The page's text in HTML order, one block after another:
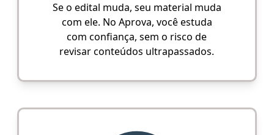
Se o edital muda, seu material muda
com ele. No Aprova, você estuda
com confiança, sem o risco de
revisar conteúdos ultrapassados.